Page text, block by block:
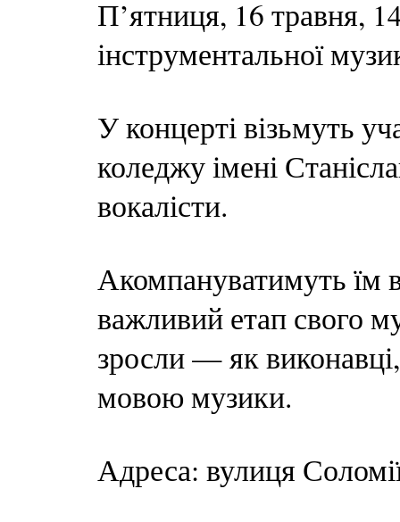
П’ятниця, 16 травня,
інструментальної
У концерті візьмуть
коледжу імені
вокалісти.
Акомпануватимуть їм
важливий етап свого
зросли — як
мовою музики.
Адреса: вулиця